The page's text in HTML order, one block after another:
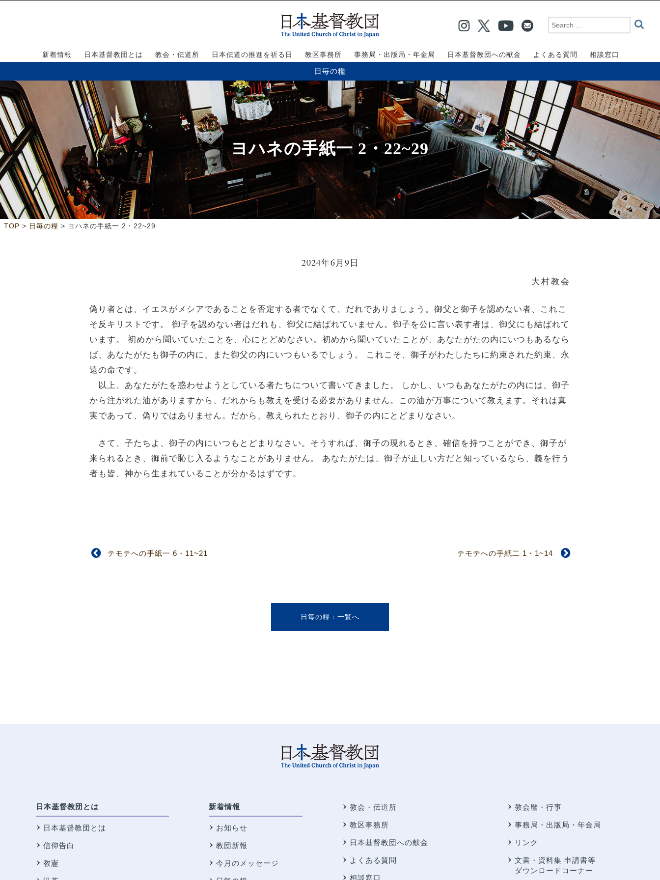
新着情報 日本基督教団とは 教会・伝道所 日本伝道の推進を祈る日 教区事務所 事務局・出版局・年金局 日本基督教団への献金 よくある質問 相談窓口
日毎の糧
ヨハネの手紙一 2・22~29
TOP > 日毎の糧 > ヨハネの手紙一 2・22~29
2024年6月9日
大村教会
偽り者とは、イエスがメシアであることを否定する者でなくて、だれでありましょう。御父と御子を認めない者、これこ
そ反キリストです。 御子を認めない者はだれも、御父に結ばれていません。御子を公に言い表す者は、御父にも結ばれて
います。 初めから聞いていたことを、心にとどめなさい。初めから聞いていたことが、あなたがたの内にいつもあるなら
ば、あなたがたも御子の内に、また御父の内にいつもいるでしょう。 これこそ、御子がわたしたちに約束された約束、永
遠の命です。
以上、あなたがたを惑わせようとしている者たちについて書いてきました。 しかし、いつもあなたがたの内には、御子
から注がれた油がありますから、だれからも教えを受ける必要がありません。この油が万事について教えます。それは真
実であって、偽りではありません。だから、教えられたとおり、御子の内にとどまりなさい。
さて、子たちよ、御子の内にいつもとどまりなさい。そうすれば、御子の現れるとき、確信を持つことができ、御子が
来られるとき、御前で恥じ入るようなことがありません。 あなたがたは、御子が正しい方だと知っているなら、義を行う
者も皆、神から生まれていることが分かるはずです。
テモテへの手紙一 6・11~21 テモテへの手紙二 1・1~14
日毎の糧
日本基督教団とは
日本基督教団とは
信仰告白
教憲
新着情報
お知らせ
教団新報
今月のメッセージ
教会・伝道所
教区事務所
日本基督教団への献金
よくある質問
相談窓口
教会暦・行事
事務局・出版局・年金局
リンク
文書・資料集 申請書等
ダウンロードコーナー